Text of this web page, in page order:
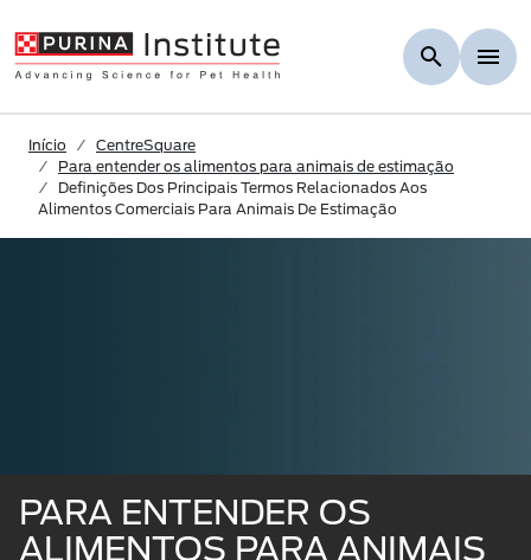
Início
CentreSquare
Para entender os alimentos para animais de estimação
Definições Dos Principais Termos Relacionados Aos
Alimentos Comerciais Para Animais De Estimação
PARA ENTENDER OS
ALIMENTOS PARA ANIMAIS